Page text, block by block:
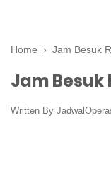
Home › Jam Besuk
Jam Besuk
Written By